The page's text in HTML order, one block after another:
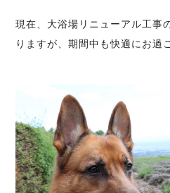
現在、大浴場リニューアル工事
りますが、期間中も快適にお過